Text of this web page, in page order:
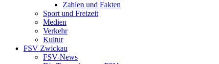
Zahlen und Fakten
Sport und Freizeit
Medien
Verkehr
Kultur
FSV Zwickau
FSV-News